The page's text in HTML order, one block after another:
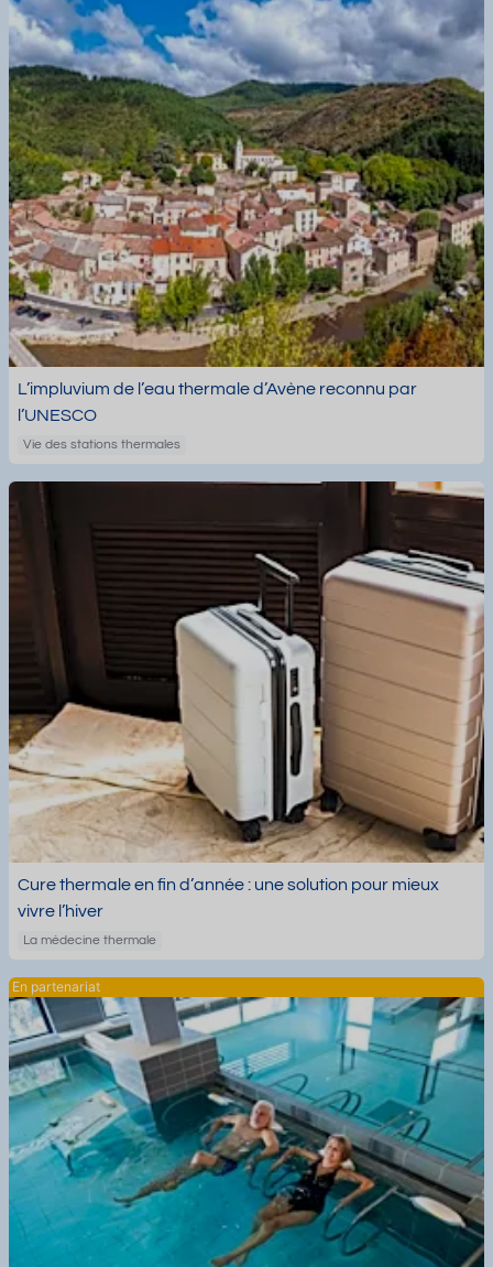
L’impluvium de l’eau thermale d’Avène reconnu par
l’UNESCO
Vie des stations thermales
Cure thermale en fin d’année : une solution pour mieux
vivre l’hiver
La médecine thermale